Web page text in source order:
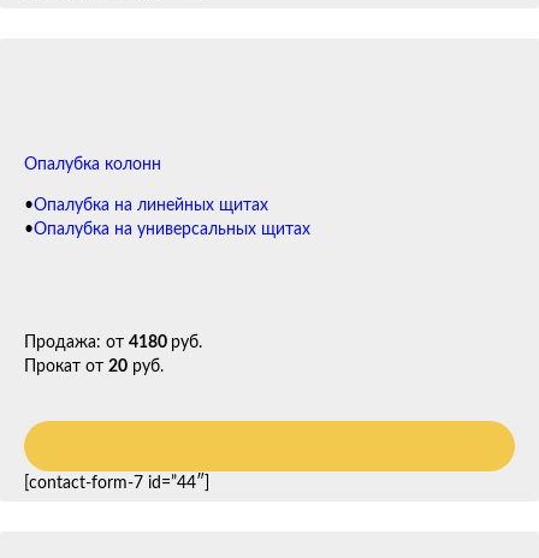
Опалубка колонн
•Опалубка на линейных щитах
•Опалубка на универсальных щитах
Продажа: от 4180 руб.
Прокат от 20 руб.
[contact-form-7 id=”44″]